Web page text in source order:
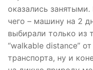
оказались
чего – машину на 2
выбирали только из
“walkable distance”
транспорта, ну и